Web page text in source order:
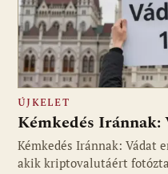
ÚJKELET
Kémkedés Iránnak:
Kémkedés Iránnak: Vádat
akik kriptovalutáért